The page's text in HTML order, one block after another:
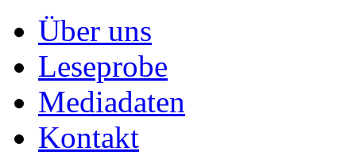
Über uns
Leseprobe
Mediadaten
Kontakt